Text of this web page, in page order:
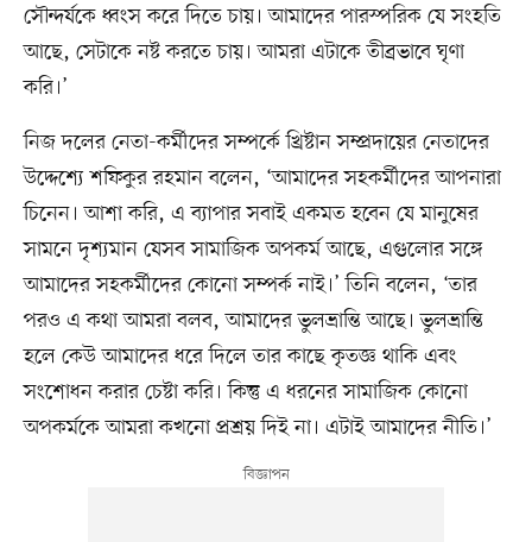
সৌন্দর্যকে ধ্বংস করে দিতে চায়। আমাদের পারস্পরিক যে সংহতি
আছে, সেটাকে নষ্ট করতে চায়। আমরা এটাকে তীব্রভাবে ঘৃণা
করি।’
নিজ দলের নেতা-কর্মীদের সম্পর্কে খ্রিষ্টান সম্প্রদায়ের নেতাদের
উদ্দেশ্যে শফিকুর রহমান বলেন, ‘আমাদের সহকর্মীদের আপনারা
চিনেন। আশা করি, এ ব্যাপার সবাই একমত হবেন যে মানুষের
সামনে দৃশ্যমান যেসব সামাজিক অপকর্ম আছে, এগুলোর সঙ্গে
আমাদের সহকর্মীদের কোনো সম্পর্ক নাই।’ তিনি বলেন, ‘তার
পরও এ কথা আমরা বলব, আমাদের ভুলভ্রান্তি আছে। ভুলভ্রান্তি
হলে কেউ আমাদের ধরে দিলে তার কাছে কৃতজ্ঞ থাকি এবং
সংশোধন করার চেষ্টা করি। কিন্তু এ ধরনের সামাজিক কোনো
অপকর্মকে আমরা কখনো প্রশ্রয় দিই না। এটাই আমাদের নীতি।’